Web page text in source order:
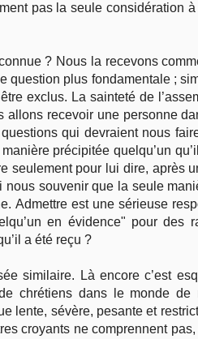
pas la seule considération
? Nous la recevons
question plus fondamentale ;
exclus. La sainteté de
allons recevoir une personne
qui devraient nous
précipitée quelqu’un
seulement pour lui dire, après
souvenir que la seule
Admettre est une sérieuse
en évidence" pour des
a été reçu ?
similaire. Là encore c’est
chrétiens dans le monde de
lente, sévère, pesante et
croyants ne comprennent